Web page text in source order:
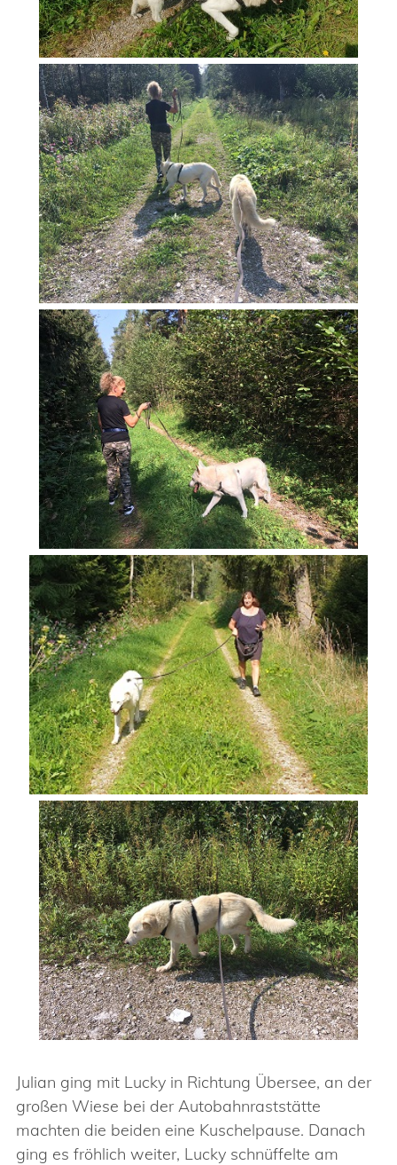
Julian ging mit Lucky in Richtung Übersee, an der
großen Wiese bei der Autobahnraststätte
machten die beiden eine Kuschelpause. Danach
ging es fröhlich weiter, Lucky schnüffelte am